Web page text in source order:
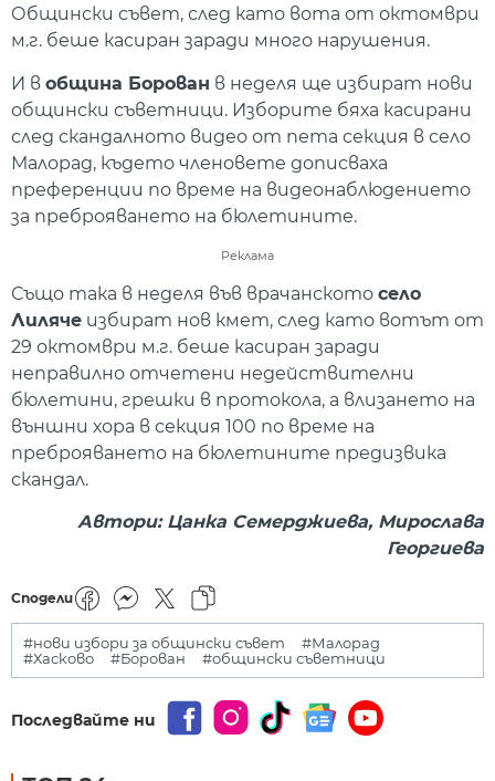
Общински съвет, след като вота от октомври
м.г. беше касиран заради много нарушения.
И в община Борован в неделя ще избират нови
общински съветници. Изборите бяха касирани
след скандалното видео от пета секция в село
Малорад, където членовете дописваха
преференции по време на видеонаблюдението
за преброяването на бюлетините.
Реклама
Също така в неделя във врачанското село
Лиляче избират нов кмет, след като вотът от
29 октомври м.г. беше касиран заради
неправилно отчетени недействителни
бюлетини, грешки в протокола, а влизането на
външни хора в секция 100 по време на
преброяването на бюлетините предизвика
скандал.
Автори: Цанка Семерджиева, Мирослава
Георгиева
Сподели
#нови избори за общински съвет
#Малорад
#Хасково
#Борован #общински съветници
Последвайте ни